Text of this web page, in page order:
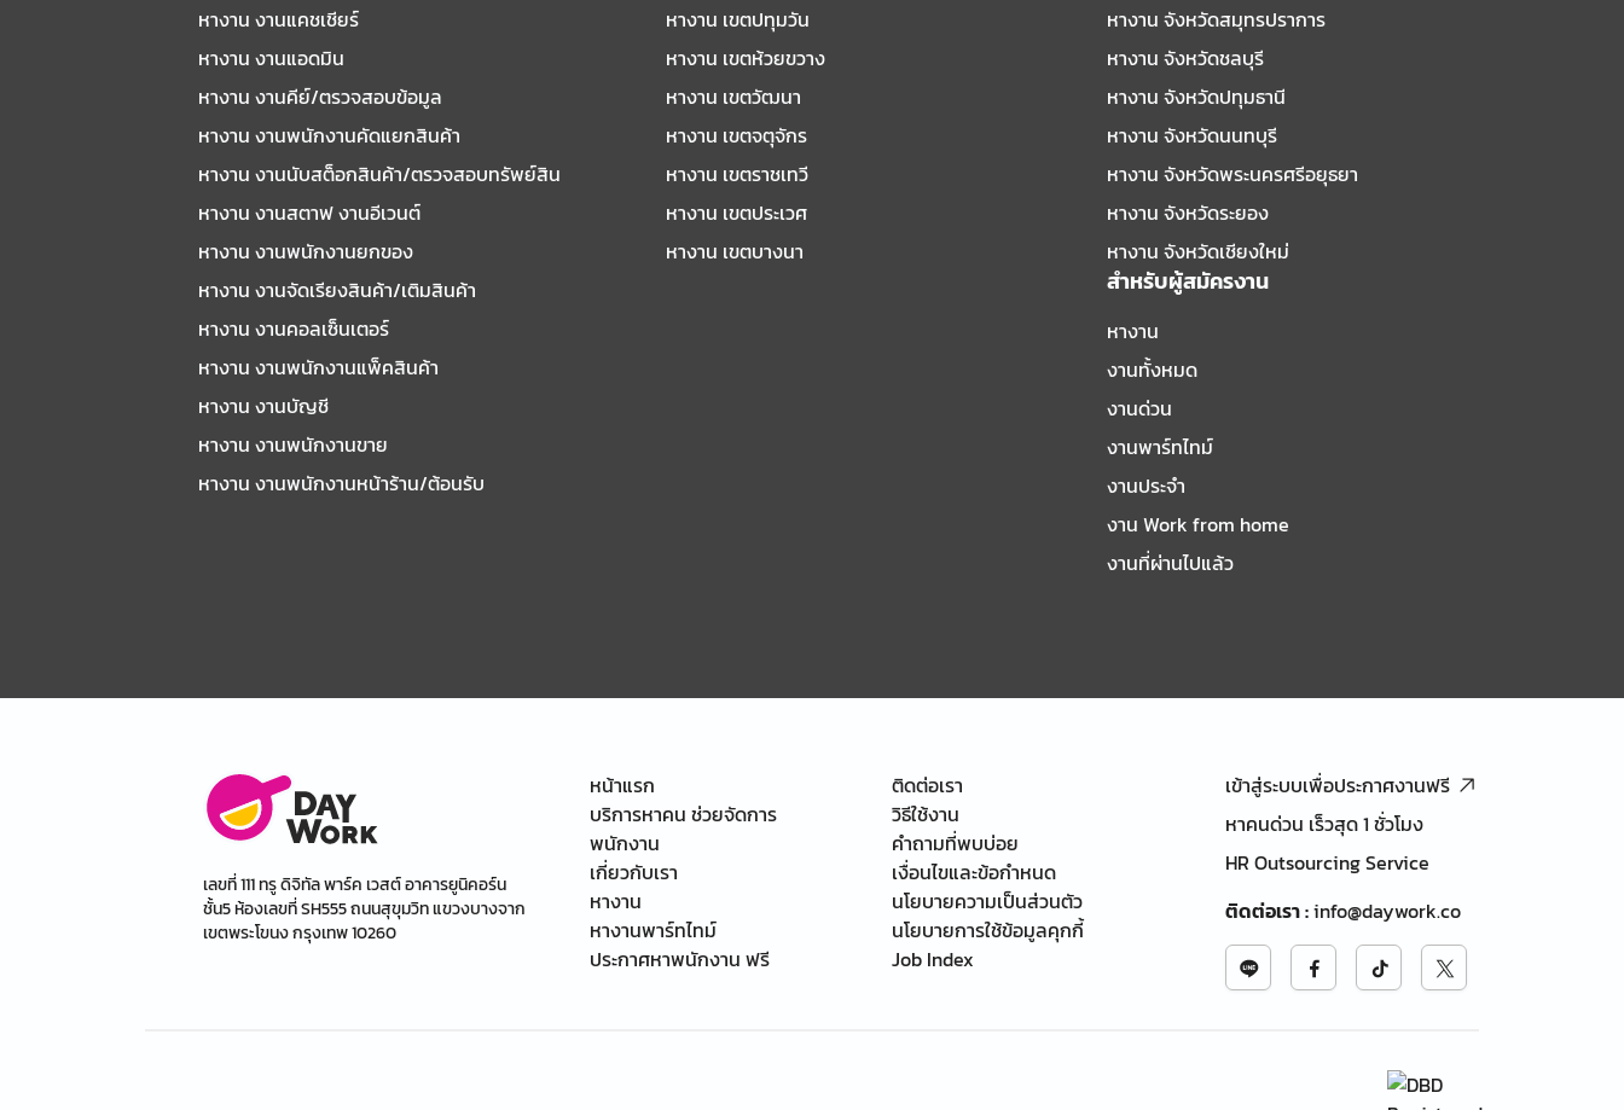
หางาน งานแคชเชียร์
หางาน งานแอดมิน
หางาน งานคีย์/ตรวจสอบข้อมูล
หางาน งานพนักงานคัดแยกสินค้า
หางาน งานนับสต็อกสินค้า/ตรวจสอบทรัพย์สิน
หางาน งานสตาฟ งานอีเวนต์
หางาน งานพนักงานยกของ
หางาน งานจัดเรียงสินค้า/เติมสินค้า
หางาน งานคอลเซ็นเตอร์
หางาน งานพนักงานแพ็คสินค้า
หางาน งานบัญชี
หางาน งานพนักงานขาย
หางาน งานพนักงานหน้าร้าน/ต้อนรับ
หางาน เขตปทุมวัน
หางาน เขตห้วยขวาง
หางาน เขตวัฒนา
หางาน เขตจตุจักร
หางาน เขตราชเทวี
หางาน เขตประเวศ
หางาน เขตบางนา
หางาน จังหวัดสมุทรปราการ
หางาน จังหวัดชลบุรี
หางาน จังหวัดปทุมธานี
หางาน จังหวัดนนทบุรี
หางาน จังหวัดพระนครศรีอยุธยา
หางาน จังหวัดระยอง
หางาน จังหวัดเชียงใหม่
สำหรับผู้สมัครงาน
หางาน
งานทั้งหมด
งานด่วน
งานพาร์ทไทม์
งานประจำ
งาน Work from home
งานที่ผ่านไปแล้ว
เลขที่ 111 ทรู ดิจิทัล พาร์ค เวสต์ อาคารยูนิคอร์น
ชั้น5 ห้องเลขที่ SH555 ถนนสุขุมวิท แขวงบางจาก
เขตพระโขนง กรุงเทพ 10260
หน้าแรก
บริการหาคน ช่วยจัดการ
พนักงาน
เกี่ยวกับเรา
หางาน
หางานพาร์ทไทม์
ประกาศหาพนักงาน ฟรี
ติดต่อเรา
วิธีใช้งาน
คำถามที่พบบ่อย
เงื่อนไขและข้อกำหนด
นโยบายความเป็นส่วนตัว
นโยบายการใช้ข้อมูลคุกกี้
Job Index
เข้าสู่ระบบเพื่อประกาศงานฟรี
หาคนด่วน เร็วสุด 1 ชั่วโมง
HR Outsourcing Service
ติดต่อเรา:info@daywork.co